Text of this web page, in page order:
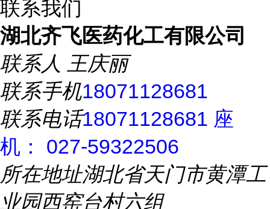
联系我们
湖北齐飞医药化工有限公司
联系人 王庆丽
联系手机18071128681
联系电话18071128681 座
机： 027-59322506
所在地址湖北省天门市黄潭工
业园西窑台村六组